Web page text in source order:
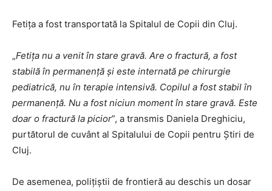
Fetița a fost transportată la Spitalul de Copii din Cluj.
„Fetița nu a venit în stare gravă. Are o fractură, a fost
stabilă în permanență și este internată pe chirurgie
pediatrică, nu în terapie intensivă. Copilul a fost stabil în
permanență. Nu a fost niciun moment în stare gravă. Este
doar o fractură la picior”, a transmis Daniela Dreghiciu,
purtătorul de cuvânt al Spitalului de Copii pentru Știri de
Cluj.
De asemenea, polițiștii de frontieră au deschis un dosar